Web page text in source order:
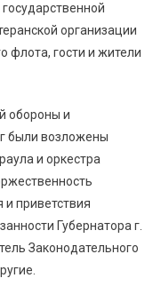
организации
флота, гости и жители
обороны и
были возложены
и оркестра
приветствия
Губернатора г.
Законодательного